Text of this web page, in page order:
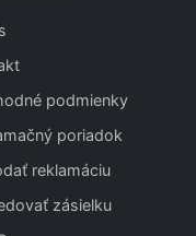
podmienky
poriadok
reklamáciu
zásielku